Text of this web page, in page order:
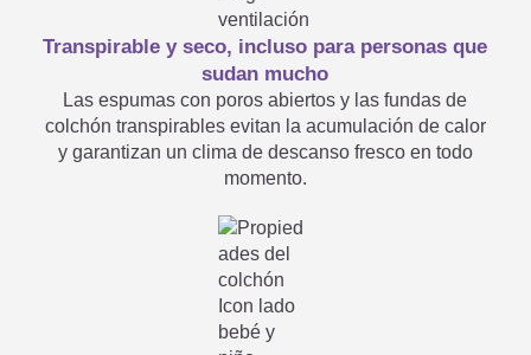
No te preocupes: un núcleo de
colchón amarillento es totalmente
inofensivo. Cualquier espuma
puede volverse amarilla debido a la
luz solar o artificial. Esto es
completamente inofensivo y en
Mi colchón infantil y juvenil
tiene un hueco

¿Se puede lavar también el
núcleo del colchón?
Transpirable y seco, incluso para personas que
sudan mucho
Las espumas con poros abiertos y las fundas de
colchón transpirables evitan la acumulación de calor
y garantizan un clima de descanso fresco en todo
momento.